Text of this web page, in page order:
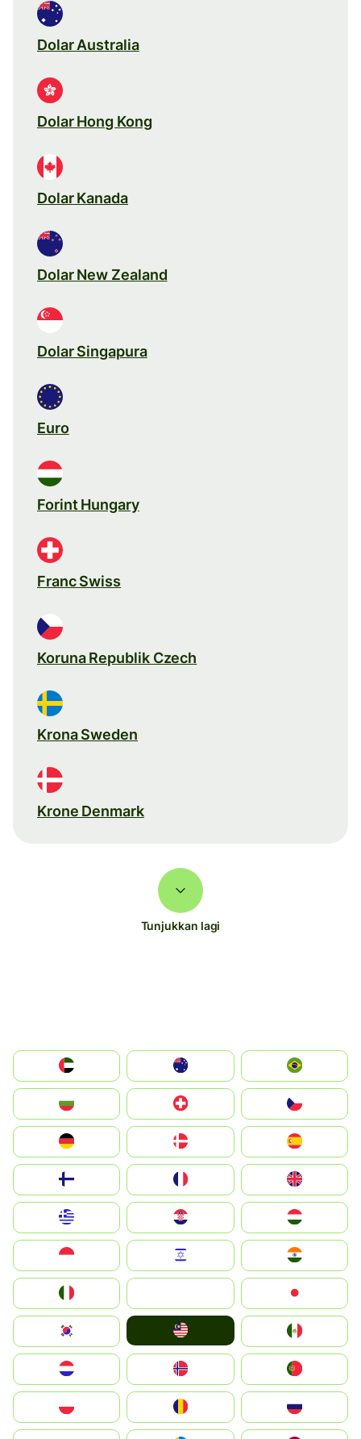
Dolar Australia
Dolar Hong Kong
Dolar Kanada
Dolar New Zealand
Dolar Singapura
Euro
Forint Hungary
Franc Swiss
Koruna Republik Czech
Krona Sweden
Krone Denmark
Tunjukkan lagi
الإمارات العربية المتحدة
Switzerland
Deutschland
United Kingdom
Magyarország
South Korea